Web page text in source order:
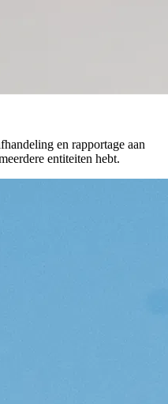
en rapportage aan
entiteiten hebt.